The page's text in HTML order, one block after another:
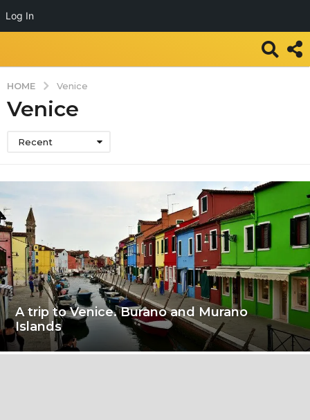
Log In
HOME Venice
Venice
Recent
A trip to Venice. Burano and Murano
Islands